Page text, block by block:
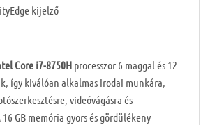
kijelző
Core i7-8750H processzor 6 maggal és 12
így kiválóan alkalmas irodai munkára,
videóvágásra és
GB memória gyors és gördülékeny